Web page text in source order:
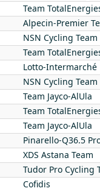
Team
Alpecin-Premier
NSN Cycling Team
Team
Lotto-Intermarché
NSN Cycling Team
Team Jayco-AlUla
Team
Team Jayco-AlUla
Pinarello-Q36.5
XDS Astana Team
Tudor Pro Cycling
Cofidis